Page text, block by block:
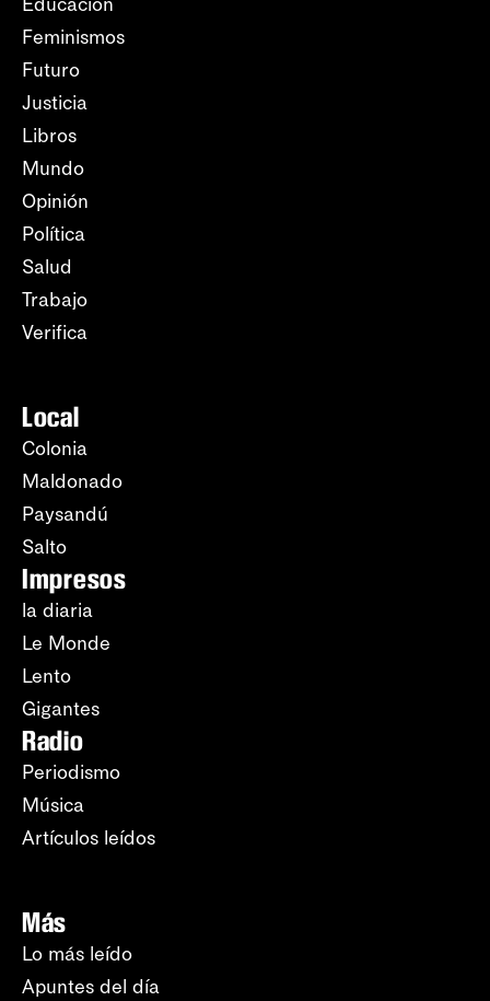
Feminismos
Futuro
Justicia
Libros
Mundo
Opinión
Política
Salud
Trabajo
Verifica
Local
Colonia
Maldonado
Paysandú
Salto
Impresos
la diaria
Le Monde
Lento
Gigantes
Radio
Periodismo
Música
Artículos leídos
Más
Lo más leído
Apuntes del día